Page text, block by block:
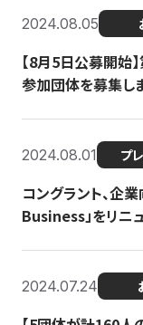
2024.08.05
【8月5日公募開始
参加団体を募集し
2024.08.01 プ
コングラント、企
Business」をリニ
2024.07.24